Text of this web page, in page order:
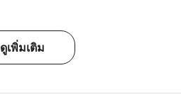
ดูเพิ่มเติม